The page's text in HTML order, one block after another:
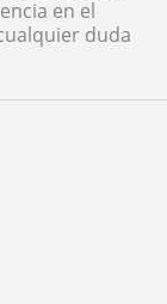
en el
duda